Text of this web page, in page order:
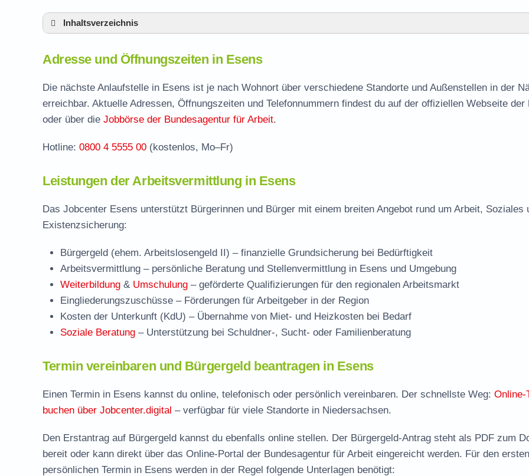
Inhaltsverzeichnis
Leistungen der Arbeitsvermittlung in Esens
Termin vereinbaren und Bürgergeld beantragen
Jobcenter Wittmund – zuständige Stelle
Stellenangebote und Jobbörse in Esens
Häufige Fragen rund ums Jobcenter
Adresse und Öffnungszeiten in Esens
Die nächste Anlaufstelle in Esens ist je nach Wohnort über verschiedene Standorte und Außenstellen in der
erreichbar. Aktuelle Adressen, Öffnungszeiten und Telefonnummern findest du auf der offiziellen Webseite der
oder über die Jobbörse der Bundesagentur für Arbeit.
Hotline: 0800 4 5555 00 (kostenlos, Mo–Fr)
Leistungen der Arbeitsvermittlung in Esens
Das Jobcenter Esens unterstützt Bürgerinnen und Bürger mit einem breiten Angebot rund um Arbeit, Soziales
Existenzsicherung:
Bürgergeld (ehem. Arbeitslosengeld II) – finanzielle Grundsicherung bei Bedürftigkeit
Arbeitsvermittlung – persönliche Beratung und Stellenvermittlung in Esens und Umgebung
Weiterbildung & Umschulung – geförderte Qualifizierungen für den regionalen Arbeitsmarkt
Eingliederungszuschüsse – Förderungen für Arbeitgeber in der Region
Kosten der Unterkunft (KdU) – Übernahme von Miet- und Heizkosten bei Bedarf
Soziale Beratung – Unterstützung bei Schuldner-, Sucht- oder Familienberatung
Termin vereinbaren und Bürgergeld beantragen in Esens
Einen Termin in Esens kannst du online, telefonisch oder persönlich vereinbaren. Der schnellste Weg: Online-
buchen über Jobcenter.digital – verfügbar für viele Standorte in Niedersachsen.
Den Erstantrag auf Bürgergeld kannst du ebenfalls online stellen. Der Bürgergeld-Antrag steht als PDF zum
bereit oder kann direkt über das Online-Portal der Bundesagentur für Arbeit eingereicht werden. Für den ersten
persönlichen Termin in Esens werden in der Regel folgende Unterlagen benötigt: